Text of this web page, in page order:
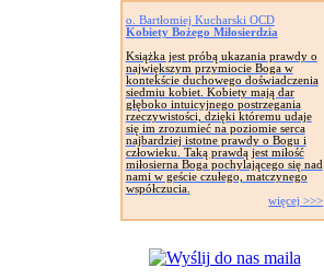
o. Bartłomiej Kucharski OCD
Kobiety Bożego Miłosierdzia
Książka jest próbą ukazania prawdy o
największym przymiocie Boga w
kontekście duchowego doświadczenia
siedmiu kobiet. Kobiety mają dar
głęboko intuicyjnego postrzegania
rzeczywistości, dzięki któremu udaje
się im zrozumieć na poziomie serca
najbardziej istotne prawdy o Bogu i
człowieku. Taką prawdą jest miłość
miłosierna Boga pochylającego się nad
nami w geście czułego, matczynego
współczucia.
więcej >>>